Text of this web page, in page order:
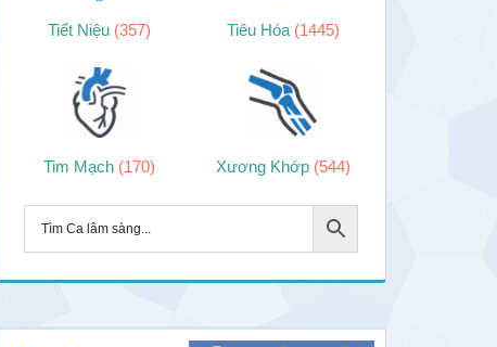
Tiết Niệu (357) Tiêu Hóa (1445)
Tim Mạch (170) Xương Khớp (544)